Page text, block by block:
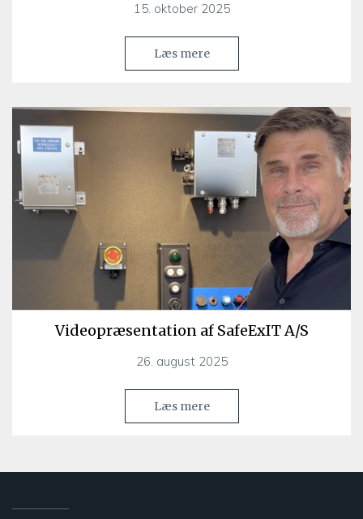
15. oktober 2025
Læs mere
Videopræsentation af SafeExIT A/S
26. august 2025
Læs mere